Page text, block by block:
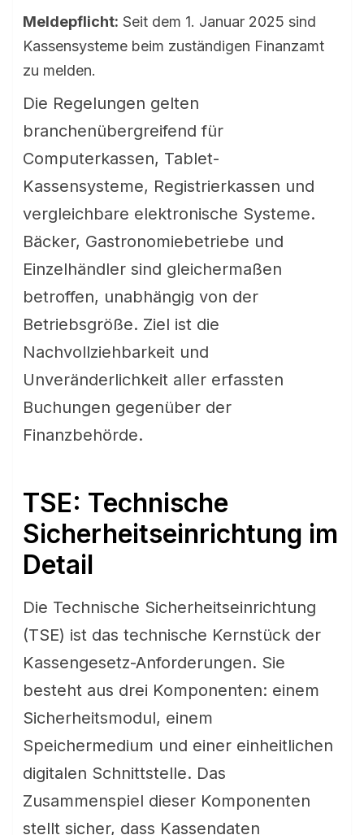
Meldepflicht: Seit dem 1. Januar 2025 sind
Kassensysteme beim zuständigen Finanzamt
zu melden.
Die Regelungen gelten
branchenübergreifend für
Computerkassen, Tablet-
Kassensysteme, Registrierkassen und
vergleichbare elektronische Systeme.
Bäcker, Gastronomiebetriebe und
Einzelhändler sind gleichermaßen
betroffen, unabhängig von der
Betriebsgröße. Ziel ist die
Nachvollziehbarkeit und
Unveränderlichkeit aller erfassten
Buchungen gegenüber der
Finanzbehörde.
TSE: Technische
Sicherheitseinrichtung im
Detail
Die Technische Sicherheitseinrichtung
(TSE) ist das technische Kernstück der
Kassengesetz-Anforderungen. Sie
besteht aus drei Komponenten: einem
Sicherheitsmodul, einem
Speichermedium und einer einheitlichen
digitalen Schnittstelle. Das
Zusammenspiel dieser Komponenten
stellt sicher, dass Kassendaten